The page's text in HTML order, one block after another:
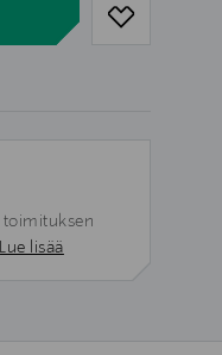
toimituksen
Lue lisää